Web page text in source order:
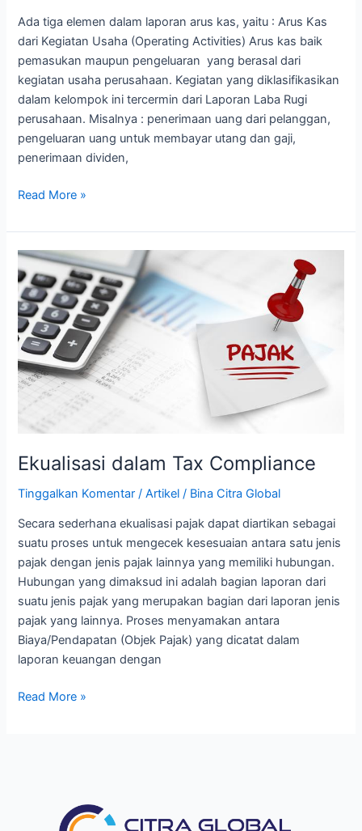
Ada tiga elemen dalam laporan arus kas, yaitu : Arus Kas
dari Kegiatan Usaha (Operating Activities) Arus kas baik
pemasukan maupun pengeluaran yang berasal dari
kegiatan usaha perusahaan. Kegiatan yang diklasifikasikan
dalam kelompok ini tercermin dari Laporan Laba Rugi
perusahaan. Misalnya : penerimaan uang dari pelanggan,
pengeluaran uang untuk membayar utang dan gaji,
penerimaan dividen,
Read More »
Ekualisasi dalam Tax Compliance
Tinggalkan Komentar /Artikel / Bina Citra Global
Secara sederhana ekualisasi pajak dapat diartikan sebagai
suatu proses untuk mengecek kesesuaian antara satu jenis
pajak dengan jenis pajak lainnya yang memiliki hubungan.
Hubungan yang dimaksud ini adalah bagian laporan dari
suatu jenis pajak yang merupakan bagian dari laporan jenis
pajak yang lainnya. Proses menyamakan antara
Biaya/Pendapatan (Objek Pajak) yang dicatat dalam
laporan keuangan dengan
Ekualisasi
dalam
Tax
Compliance
Read More »